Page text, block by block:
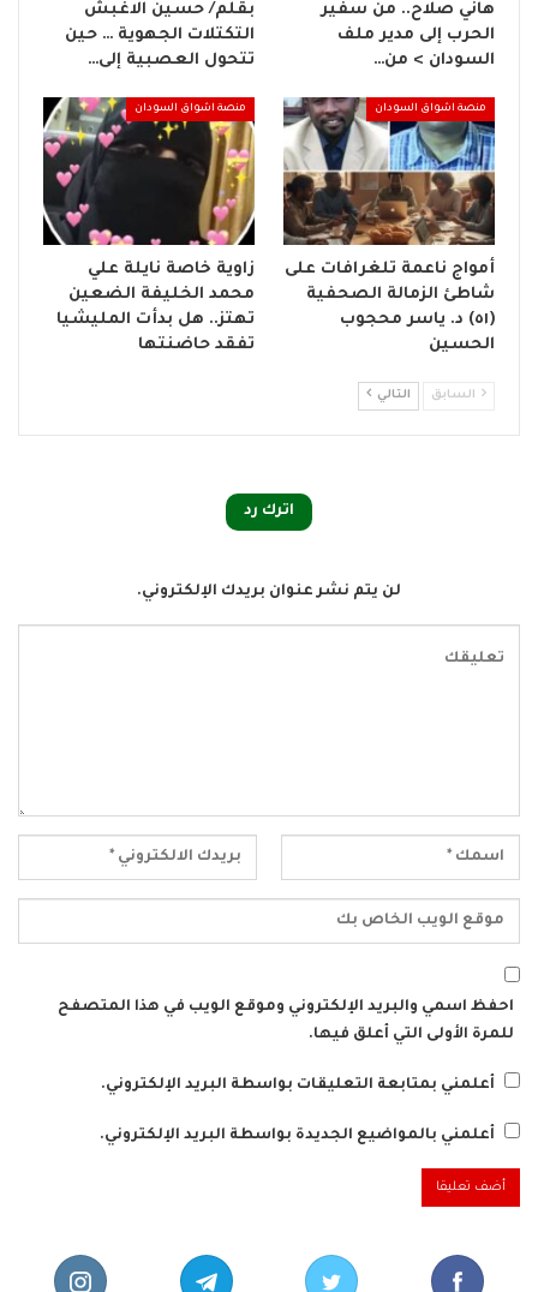
هاني صلاح.. من سفير
الحرب إلى مدير ملف
السودان > من…
بقلم/ حسين الاغبش
التكتلات الجهوية … حين
تتحول العصبية إلى…
منصة اشواق السودان
أمواج ناعمة تلغرافات على
شاطئ الزمالة الصحفية
(٥١) د. ياسر محجوب
الحسين
منصة اشواق السودان
زاوية خاصة نايلة علي
محمد الخليفة الضعين
تهتز.. هل بدأت المليشيا
تفقد حاضنتها
السابق التالي
اترك رد
لن يتم نشر عنوان بريدك الإلكتروني.
احفظ اسمي والبريد الإلكتروني وموقع الويب في هذا المتصفح
للمرة الأولى التي أعلق فيها.
أعلمني بمتابعة التعليقات بواسطة البريد الإلكتروني.
أعلمني بالمواضيع الجديدة بواسطة البريد الإلكتروني.